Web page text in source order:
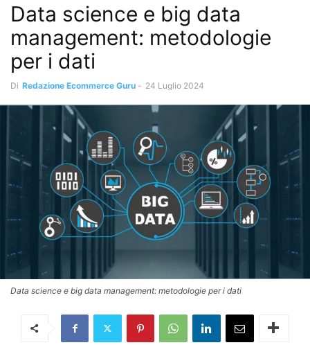
Data science e big data
management: metodologie
per i dati
Di Redazione Ecommerce Guru - 24 Luglio 2024
Data science e big data management: metodologie per i dati